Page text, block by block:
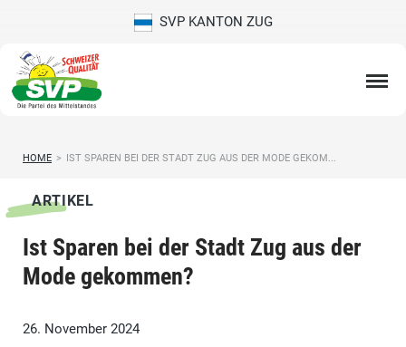
SVP KANTON ZUG
HOME > IST SPAREN BEI DER STADT ZUG AUS DER MODE GEKOM...
ARTIKEL
Ist Sparen bei der Stadt Zug aus der
Mode gekommen?
26. November 2024